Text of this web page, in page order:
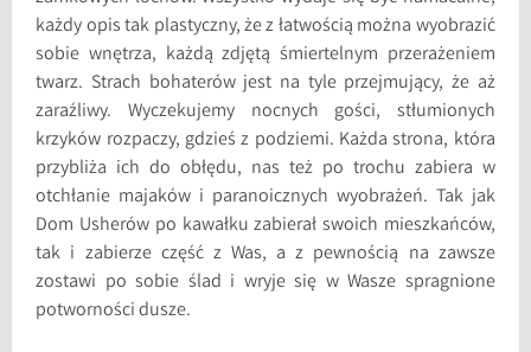
każdy opis tak plastyczny, że z łatwością można wyobrazić
sobie wnętrza, każdą zdjętą śmiertelnym przerażeniem
twarz. Strach bohaterów jest na tyle przejmujący, że aż
zaraźliwy. Wyczekujemy nocnych gości, stłumionych
krzyków rozpaczy, gdzieś z podziemi. Każda strona, która
przybliża ich do obłędu, nas też po trochu zabiera w
otchłanie majaków i paranoicznych wyobrażeń. Tak jak
Dom Usherów po kawałku zabierał swoich mieszkańców,
tak i zabierze część z Was, a z pewnością na zawsze
zostawi po sobie ślad i wryje się w Wasze spragnione
potworności dusze.